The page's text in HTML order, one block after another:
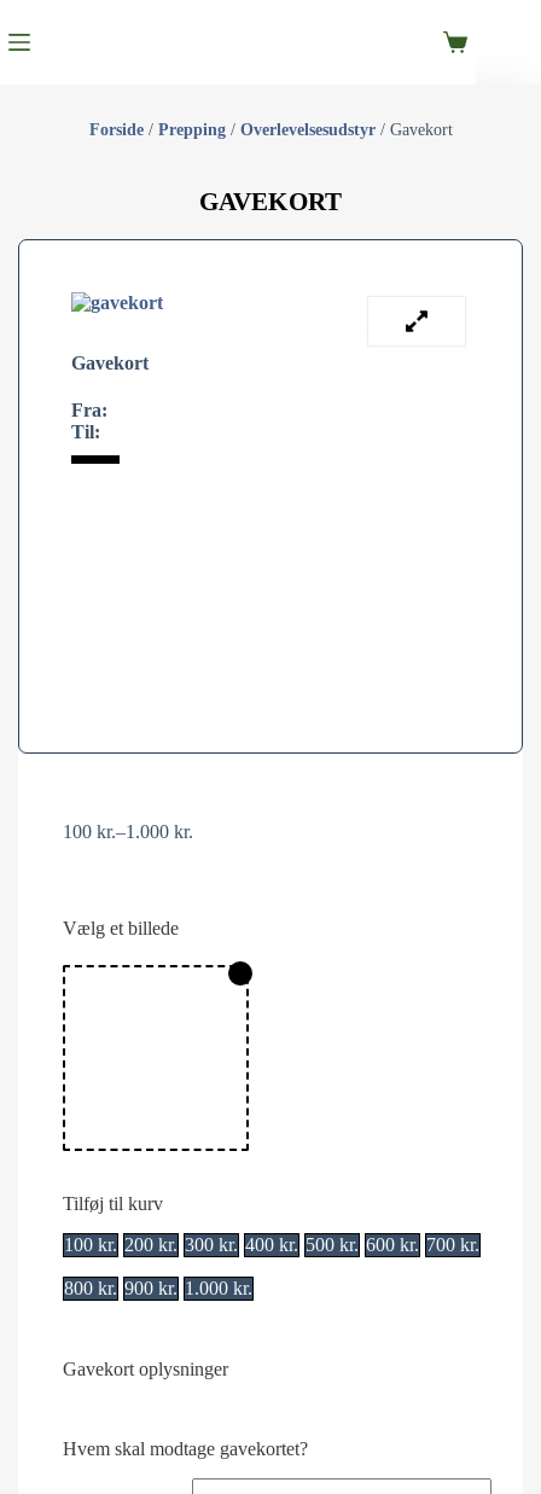
Forside/ Prepping/ Overlevelsesudstyr/ Gavekort
GAVEKORT
Gavekort
Fra:
Til:
100 kr.–1.000 kr.
Vælg et billede
Tilføj til kurv
100 kr. 200 kr. 300 kr. 400 kr. 500 kr. 600 kr. 700 kr.
800 kr. 900 kr. 1.000 kr.
Gavekort oplysninger
Hvem skal modtage gavekortet?